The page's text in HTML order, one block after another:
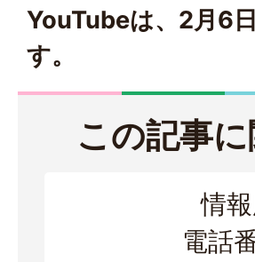
YouTubeは、2月6
す。
この記事
情
電話